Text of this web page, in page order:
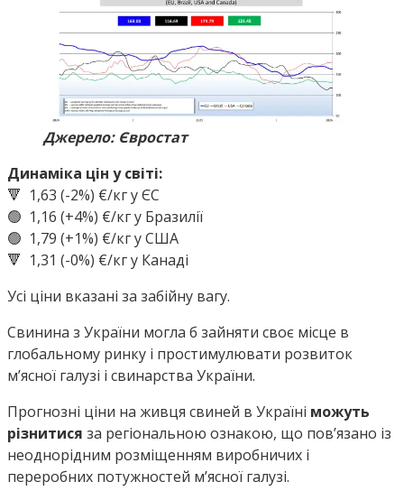
Джерело: Євростат
Динаміка цін у світі:
🔻 1,63 (-2%) €/кг у ЄС
🟢 1,16 (+4%) €/кг у Бразилії
🟢 1,79 (+1%) €/кг у США
🔻 1,31 (-0%) €/кг у Канаді
Усі ціни вказані за забійну вагу.
Свинина з України могла б зайняти своє місце в
глобальному ринку і простимулювати розвиток
мʼясної галузі і свинарства України.
Прогнозні ціни на живця свиней в Україні можуть
різнитися за регіональною ознакою, що пов’язано із
неоднорідним розміщенням виробничих і
переробних потужностей м’ясної галузі.